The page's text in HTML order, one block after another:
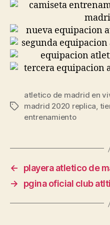
Etiquetas
atletico de madrid en
madrid 2020 replica,
entrenamiento
←
playera atletico de
→
pgina oficial club